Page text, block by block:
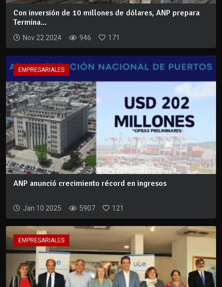
Con inversión de 10 millones de dólares, ANP prepara
Termina...
Nov 22 2024 946 171
EMPRESARIALES
ANP anunció crecimiento récord en ingresos
Jan 10 2025 5907 121
EMPRESARIALES